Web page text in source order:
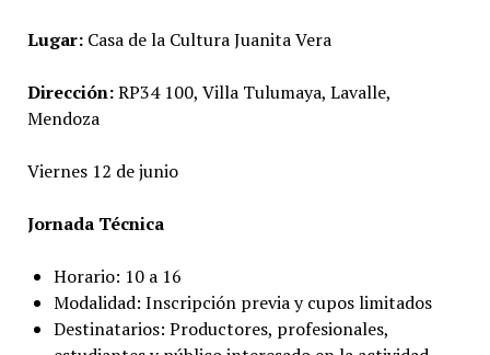
Lugar:Casa de la Cultura Juanita Vera
Dirección:RP34 100, Villa Tulumaya, Lavalle,
Mendoza
Viernes 12 de junio
Jornada Técnica
Horario: 10 a 16
Modalidad: Inscripción previa y cupos limitados
Destinatarios: Productores, profesionales,